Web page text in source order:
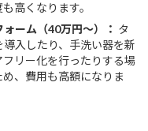
高くなります。
ーム（40万円～）： タ
入したり、手洗い器を新
リー化を行ったりする場
、費用も高額になりま